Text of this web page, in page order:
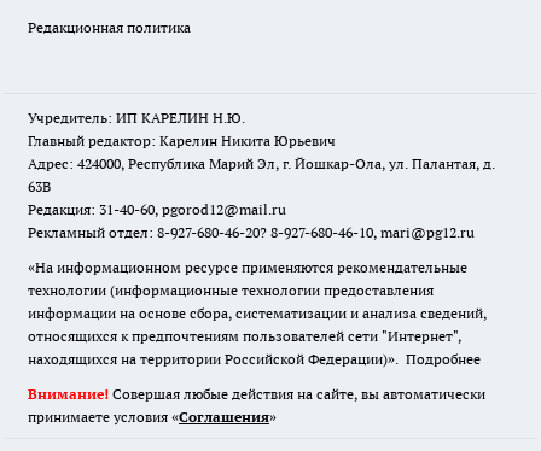
Редакционная политика
Учредитель: ИП КАРЕЛИН Н.Ю.
Главный редактор: Карелин Никита Юрьевич
Адрес: 424000, Республика Марий Эл, г. Йошкар-Ола, ул. Палантая, д.
63В
Редакция: 31-40-60, pgorod12@mail.ru
Рекламный отдел: 8-927-680-46-20? 8-927-680-46-10, mari@pg12.ru
«На информационном ресурсе применяются рекомендательные
технологии (информационные технологии предоставления
информации на основе сбора, систематизации и анализа сведений,
относящихся к предпочтениям пользователей сети "Интернет",
находящихся на территории Российской Федерации)». Подробнее
Внимание! Совершая любые действия на сайте, вы автоматически
принимаете условия «Cоглашения»